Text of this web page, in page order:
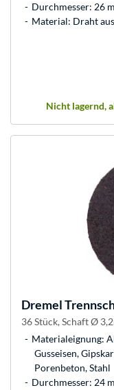
Durchmesser: 26
Material: Draht
Nicht lagernd,
Dremel
36 Stück, Schaft Ø
Materialeignung:
Gusseisen,
Porenbeton, Stahl
Durchmesser: 24